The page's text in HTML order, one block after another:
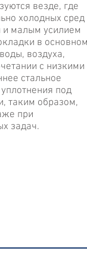
везде, где
холодных сред
и малым усилием
в
воздуха,
с низкими
стальное
под
таким образом,
при
задач.